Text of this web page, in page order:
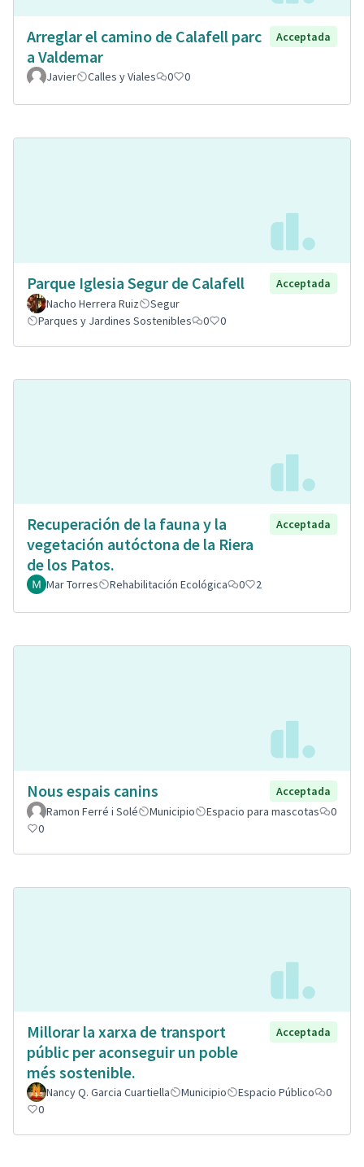
Arreglar el camino de Calafell parc
a Valdemar
Acceptada
Javier Calles y Viales 0 0
Parque Iglesia Segur de Calafell
Acceptada
Nacho Herrera Ruiz
Segur
Parques y Jardines Sostenibles
0 0
Recuperación de la fauna y la
vegetación autóctona de la Riera
de los Patos.
Acceptada
Mar Torres Rehabilitación Ecológica 0 2
Nous espais canins
Acceptada
Ramon Ferré i Solé
Municipio Espacio para mascotas
0
0
Millorar la xarxa de transport
públic per aconseguir un poble
més sostenible.
Acceptada
Nancy Q. Garcia Cuartiella Municipio Espacio Público
0
0